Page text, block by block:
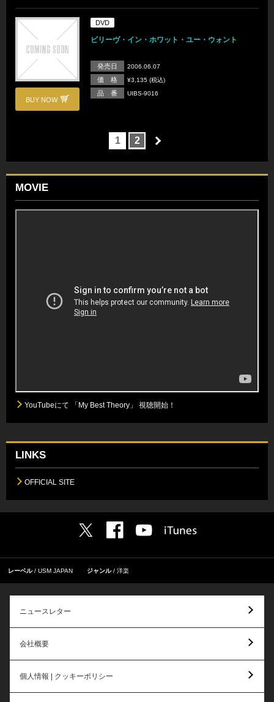
BUY NOW
DVD
ビリーヴ・イン・ホワット・ユー・ウォント
発売日 2006.06.07
価 格 ¥3,135 (税込)
品 番 UIBS-9016
1 2
MOVIE
YouTubeにて 「My Best Theory」 視聴開始！
LINKS
OFFICIAL SITE
レーベル USM JAPAN ジャンル 洋楽
ニュースレター
会社概要
個人情報 | クッキーポリシー